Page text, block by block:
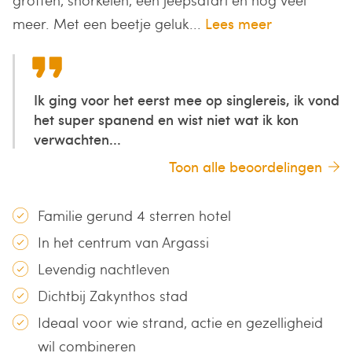
meer. Met een beetje geluk... Lees meer
Ik ging voor het eerst mee op singlereis, ik vond
het super spanend en wist niet wat ik kon
verwachten...
Toon alle beoordelingen
Familie gerund 4 sterren hotel
In het centrum van Argassi
Levendig nachtleven
Dichtbij Zakynthos stad
Ideaal voor wie strand, actie en gezelligheid
wil combineren